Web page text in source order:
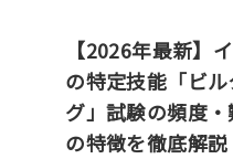
【2026年最新】
の特定技能「ビ
グ」試験の頻度
の特徴を徹底解説